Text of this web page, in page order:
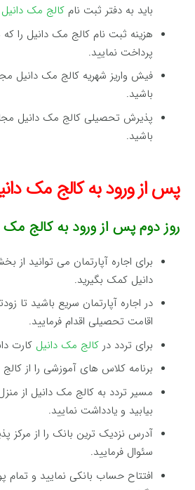
باید به دفتر ثبت نام کالج مک دانیل
پرداخت نمایید.
فیش واریز شهریه کالج مک دانیل
باشید.
پذیرش تحصیلی کالج مک دانیل
باشید.
پس از ورود به کالج مک
روز دوم پس از ورود به کالج مک
برای اجاره آپارتمان می توانید
دانیل کمک بگیرید.
در اجاره آپارتمان سریع باشید تا
اقامت تحصیلی اقدام فرمایید.
برای تردد در کالج مک دانیل کارت
برنامه کلاس های آموزشی را از
مسیر تردد به کالج مک دانیل از
بیابید و یادداشت نمایید.
آدرس نزدیک ترین بانک را از مرکز
سئوال فرمایید.
افتتاح حساب بانکی نمایید و تمام